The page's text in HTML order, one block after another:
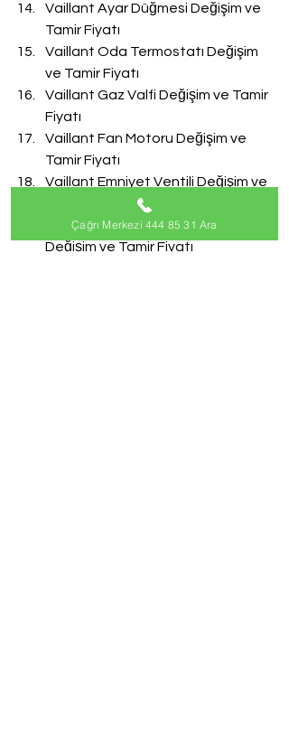
Vaillant Ayar Düğmesi Değişim ve
Tamir Fiyatı
Vaillant Oda Termostatı Değişim
ve Tamir Fiyatı
Vaillant Gaz Valfi Değişim ve Tamir
Fiyatı
Vaillant Fan Motoru Değişim ve
Tamir Fiyatı
Vaillant Emniyet Ventili Değişim ve
Vaillant Doldurma Musluğu
Değişim ve Tamir Fiyatı
Çağrı Merkezi 444 85 31 Ara